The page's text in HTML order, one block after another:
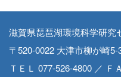
滋賀県琵琶湖環境科学研究
〒520-0022 大津市柳が崎5-
ＴＥＬ 077-526-4800 ／ Ｆ